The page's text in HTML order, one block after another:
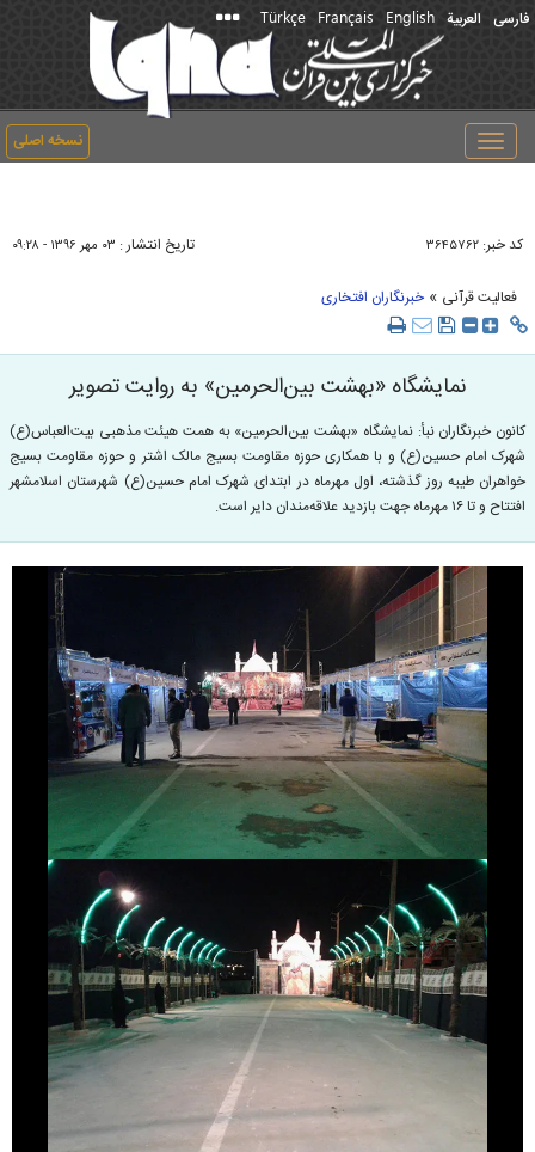
فارسی العربیة English
Français
Türkçe
نسخه اصلی
Toggle
navigation
کد خبر: ۳۶۴۵۷۶۲ تاریخ انتشار : ۰۳ مهر ۱۳۹۶ - ۰۹:۲۸
فعالیت قرآنی » خبرنگاران افتخاری
نمایشگاه «بهشت بین‌الحرمین» به روایت تصویر
کانون خبرنگاران نبأ: نمایشگاه «بهشت بین‌الحرمین» به همت هیئت مذهبی بیت‌العباس(ع)
شهرک امام حسین(ع) و با همکاری حوزه مقاومت بسیج مالک اشتر و حوزه مقاومت بسیج
خواهران طیبه روز گذشته، اول مهرماه در ابتدای شهرک امام حسین(ع) شهرستان اسلامشهر
افتتاح و تا ۱۶ مهرماه جهت بازدید علاقه‌مندان دایر است.